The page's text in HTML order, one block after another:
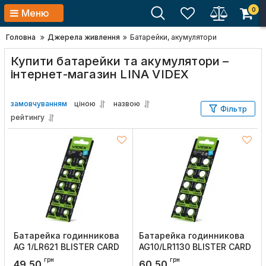
Меню 0
Головна Джерела живлення Батарейки, акумулятори
Купити батарейки та акумулятори –
інтернет-магазин LINA VIDEX
замовчуванням ціною
назвою
рейтингу
Фільтр
Батарейка годинникова
AG 1/LR621 BLISTER CARD
10 шт, Videx
грн
Батарейка годинникова
AG10/LR1130 BLISTER CARD
10 шт, Videx
грн